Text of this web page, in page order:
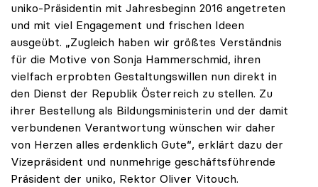
uniko-Präsidentin mit Jahresbeginn 2016 angetreten
und mit viel Engagement und frischen Ideen
ausgeübt. „Zugleich haben wir größtes Verständnis
für die Motive von Sonja Hammerschmid, ihren
vielfach erprobten Gestaltungswillen nun direkt in
den Dienst der Republik Österreich zu stellen. Zu
ihrer Bestellung als Bildungsministerin und der damit
verbundenen Verantwortung wünschen wir daher
von Herzen alles erdenklich Gute“, erklärt dazu der
Vizepräsident und nunmehrige geschäftsführende
Präsident der uniko, Rektor Oliver Vitouch.